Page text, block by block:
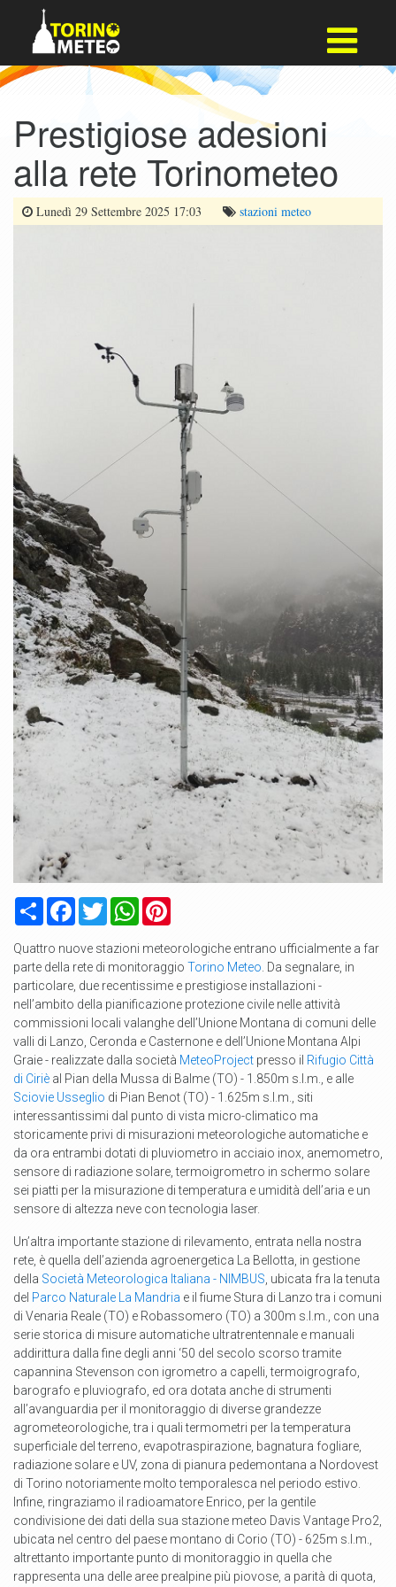
Prestigiose adesioni
alla rete Torinometeo
Lunedì 29 Settembre 2025 17:03 stazioni meteo
CondividiFacebook
TwitterWhatsApp
Quattro nuove stazioni meteorologiche entrano ufficialmente a far
parte della rete di monitoraggio Torino Meteo . Da segnalare, in
particolare, due recentissime e prestigiose installazioni -
nell’ambito della pianificazione protezione civile nelle attività
commissioni locali valanghe dell’Unione Montana di comuni delle
valli di Lanzo, Ceronda e Casternone e dell’Unione Montana Alpi
Graie - realizzate dalla società MeteoProject presso il Rifugio Città
di Ciriè al Pian della Mussa di Balme (TO) - 1.850m s.l.m., e alle
Sciovie Usseglio di Pian Benot (TO) - 1.625m s.l.m., siti
interessantissimi dal punto di vista micro-climatico ma
storicamente privi di misurazioni meteorologiche automatiche e
da ora entrambi dotati di pluviometro in acciaio inox, anemometro,
sensore di radiazione solare, termoigrometro in schermo solare
sei piatti per la misurazione di temperatura e umidità dell’aria e un
sensore di altezza neve con tecnologia laser.
Un’altra importante stazione di rilevamento, entrata nella nostra
rete, è quella dell’azienda agroenergetica La Bellotta, in gestione
della Società Meteorologica Italiana - NIMBUS , ubicata fra la tenuta
del Parco Naturale La Mandria e il fiume Stura di Lanzo tra i comuni
di Venaria Reale (TO) e Robassomero (TO) a 300m s.l.m., con una
serie storica di misure automatiche ultratrentennale e manuali
addirittura dalla fine degli anni ‘50 del secolo scorso tramite
capannina Stevenson con igrometro a capelli, termoigrografo,
barografo e pluviografo, ed ora dotata anche di strumenti
all’avanguardia per il monitoraggio di diverse grandezze
agrometeorologiche, tra i quali termometri per la temperatura
superficiale del terreno, evapotraspirazione, bagnatura fogliare,
radiazione solare e UV, zona di pianura pedemontana a Nordovest
di Torino notoriamente molto temporalesca nel periodo estivo.
Infine, ringraziamo il radioamatore Enrico, per la gentile
condivisione dei dati della sua stazione meteo Davis Vantage Pro2,
ubicata nel centro del paese montano di Corio (TO) - 625m s.l.m.,
altrettanto importante punto di monitoraggio in quella che
rappresenta una delle aree prealpine più piovose, a parità di quota,